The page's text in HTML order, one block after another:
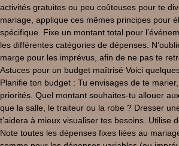
activités gratuites ou peu coûteuses pour te
mariage, applique ces mêmes principes pour
spécifique. Fixe un montant total pour
les différentes catégories de dépenses.
marge pour les imprévus, afin de ne pas te
Astuces pour un budget maîtrisé Voici
Planifie ton budget : Tu envisages de te
priorités. Quel montant souhaites-tu allouer
que la salle, le traiteur ou la robe ? Dresser
t’aidera à mieux visualiser tes besoins. Utilise
Note toutes les dépenses fixes liées au